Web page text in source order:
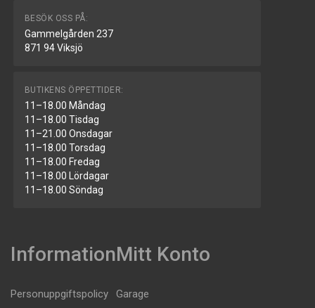
BESÖK OSS PÅ:
Gammelgården 237
871 94 Viksjö
BUTIKENS ÖPPETTIDER:
11–18.00 Måndag
11–18.00 Tisdag
11–21.00 Onsdagar
11–18.00 Torsdag
11–18.00 Fredag
11–18.00 Lördagar
11–18.00 Söndag
Information
Personuppgiftspolicy
Mitt Konto
Garage